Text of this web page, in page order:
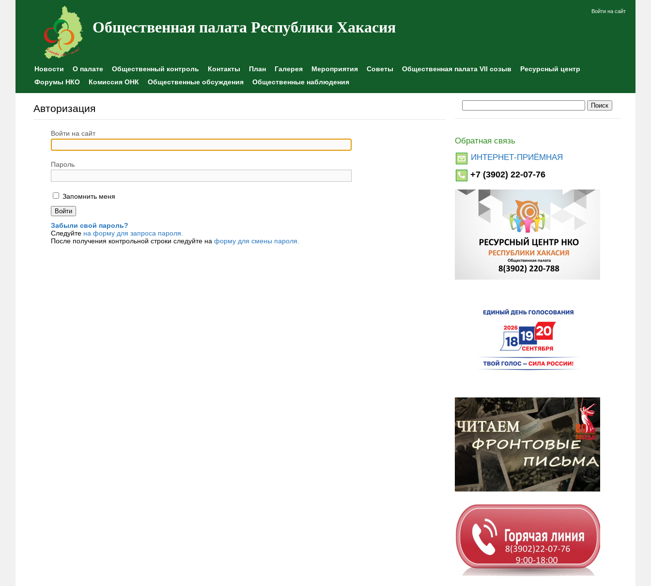
Общественная палата Республики Хакасия
Войти на сайт
Новости О палате Общественный контроль Контакты План Галерея Мероприятия Советы Общественная палата VII созыв
Ресурсный центр
Форумы НКО
Комиссия ОНК Общественные обсуждения Общественные наблюдения
Авторизация
Войти на сайт
Пароль
Запомнить меня
Забыли свой пароль?
Следуйте на форму для запроса пароля.
После получения контрольной строки следуйте на форму для смены пароля.
Обратная связь
ИНТЕРНЕТ-ПРИЁМНАЯ
+7 (3902) 22-07-76